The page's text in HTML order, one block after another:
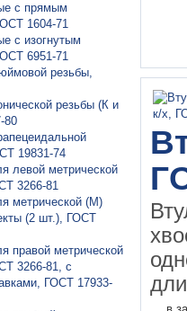
с прямым
1604-71
с изогнутым
6951-71
резьбы,
резьбы (К и
80
19831-74
левой метрической
3266-81
метрической (М)
(2 шт.), ГОСТ
правой метрической
3266-81, с
ГОСТ 17933-